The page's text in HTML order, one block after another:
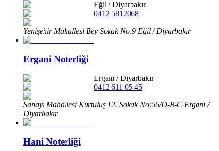
Eğil /Diyarbakır
0412 5812068
Yenişehir Mahallesi Bey Sokak No:9 Eğil / Diyarbakır
Ergani Noterliği
Ergani /Diyarbakır
0412 611 05 45
Sanayi Mahallesi Kurtuluş 12. Sokak No:56/D-B-C Ergani /
Diyarbakır
Hani Noterliği